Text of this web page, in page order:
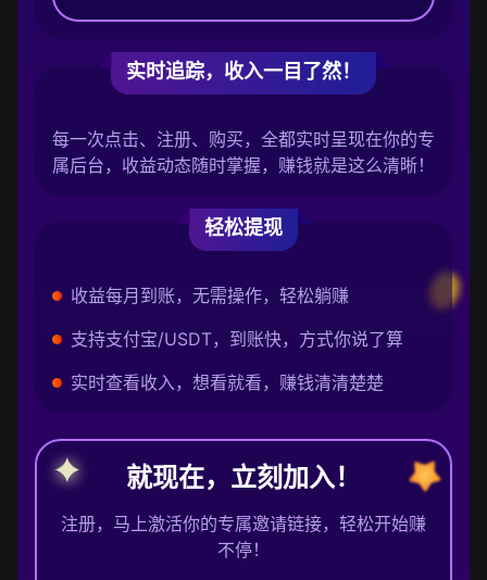
实时追踪，收入一目了然！
每一次点击、注册、购买，全都实时呈现在你的专
属后台，收益动态随时掌握，赚钱就是这么清晰！
轻松提现
收益每月到账，无需操作，轻松躺赚
支持支付宝/USDT，到账快，方式你说了算
实时查看收入，想看就看，赚钱清清楚楚
就现在，立刻加入！
注册，马上激活你的专属邀请链接，轻松开始赚
不停！